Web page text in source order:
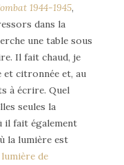
1944-1945,
dans la
une table sous
Il fait chaud, je
et citronnée et, au
à écrire. Quel
seules la
il fait également
la lumière est
de